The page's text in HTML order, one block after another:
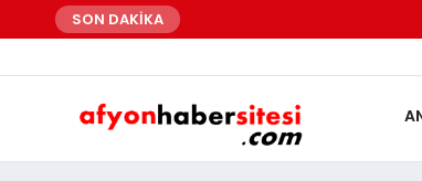
SON DAKİKA